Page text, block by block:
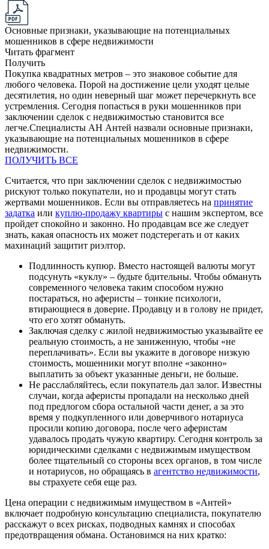
Основные признаки, указывающие на потенциальных
мошенников в сфере недвижимости
Читать фрагмент
Получить
Покупка квадратных метров – это знаковое событие для
любого человека. Порой на достижение цели уходят целые
десятилетия, но один неверный шаг может перечеркнуть все
устремления. Сегодня попасться в руки мошенников при
заключении сделок с недвижимостью становится все
легче.Специалисты АН Антей назвали основные признаки,
указывающие на потенциальных мошенников в сфере
недвижимости.
ПОЛУЧИТЬ ВСЕ
Считается, что при заключении сделок с недвижимостью
рискуют только покупатели, но и продавцы могут стать
жертвами мошенников. Если вы отправляетесь на принятие
задатка или куплю-продажу квартиры с нашим экспертом, все
пройдет спокойно и законно. Но продавцам все же следует
знать, какая опасность их может подстерегать и от каких
махинаций защитит риэлтор.
Подлинность купюр. Вместо настоящей валюты могут
подсунуть «куклу» – будьте бдительны. Чтобы обмануть
современного человека таким способом нужно
постараться, но аферисты – тонкие психологи,
втирающиеся в доверие. Продавцу и в голову не придет,
что его хотят обмануть.
Заключая сделку c жилой недвижимостью указывайте ее
реальную стоимость, а не заниженную, чтобы «не
переплачивать». Если вы укажите в договоре низкую
стоимость, мошенники могут вполне «законно»
выплатить за объект указанные деньги, не больше.
Не расслабляйтесь, если покупатель дал залог. Известны
случаи, когда аферисты пропадали на несколько дней
под предлогом сбора остальной части денег, а за это
время у подкупленного или доверчивого нотариуса
просили копию договора, после чего аферистам
удавалось продать чужую квартиру. Сегодня контроль за
юридическими сделками с недвижимым имуществом
более тщательный со стороны всех органов, в том числе
и нотариусов, но обращаясь в агентство недвижимости,
вы страхуете себя еще раз.
Цена операции с недвижимым имуществом в «Антей»
включает подробную консультацию специалиста, покупателю
расскажут о всех рисках, подводных камнях и способах
предотвращения обмана. Остановимся на них кратко: